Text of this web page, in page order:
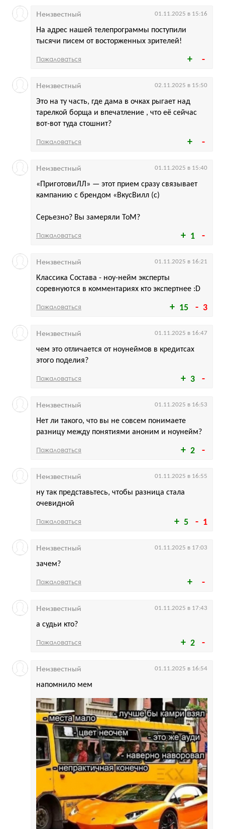
На адрес нашей телепрограммы поступили
тысячи писем от восторженных зрителей!
Неизвестный 01.11.2025 в 15:16
Пожаловаться
Это на ту часть, где дама в очках рыгает над
тарелкой борща и впечатление , что её сейчас
вот-вот туда стошнит?
Неизвестный 02.11.2025 в 15:50
Пожаловаться
1
«ПриготовиЛЛ» — этот прием сразу связывает
кампанию с брендом «ВкусВилл (с)
Серьезно? Вы замеряли ToM?
Неизвестный 01.11.2025 в 15:40
Пожаловаться
15 3
Классика Состава - ноу-нейм эксперты
соревнуются в комментариях кто экспертнее :D
Неизвестный 01.11.2025 в 16:21
Пожаловаться
3
чем это отличается от ноунеймов в кредитсах
этого поделия?
Неизвестный 01.11.2025 в 16:47
Пожаловаться
2
Нет ли такого, что вы не совсем понимаете
разницу между понятиями аноним и ноунейм?
Неизвестный 01.11.2025 в 16:53
Пожаловаться
5 1
ну так представьтесь, чтобы разница стала
очевидной
Неизвестный 01.11.2025 в 16:55
Пожаловаться
зачем?
Неизвестный 01.11.2025 в 17:03
Пожаловаться
2
а судьи кто?
Неизвестный 01.11.2025 в 17:43
Пожаловаться
напомнило мем
Неизвестный 01.11.2025 в 16:54